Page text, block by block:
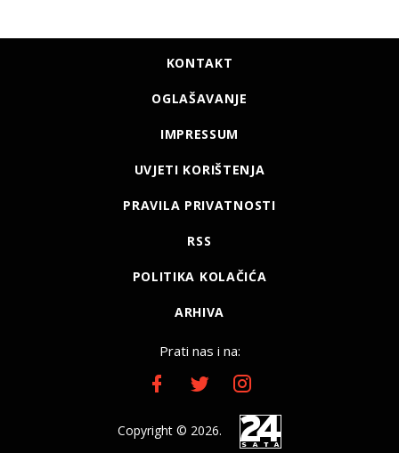
KONTAKT
OGLAŠAVANJE
IMPRESSUM
UVJETI KORIŠTENJA
PRAVILA PRIVATNOSTI
RSS
POLITIKA KOLAČIĆA
ARHIVA
Prati nas i na:
Copyright © 2026.